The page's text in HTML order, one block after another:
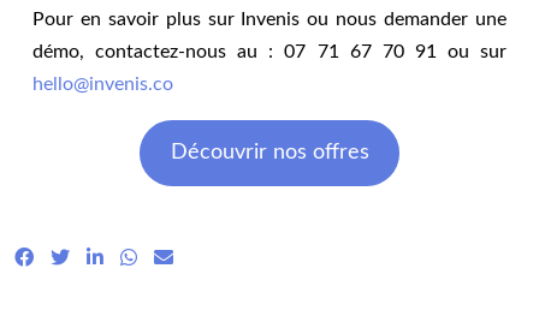
Pour en savoir plus sur Invenis ou nous demander une
démo, contactez-nous au : 07 71 67 70 91 ou sur
hello@invenis.co
Découvrir nos offres